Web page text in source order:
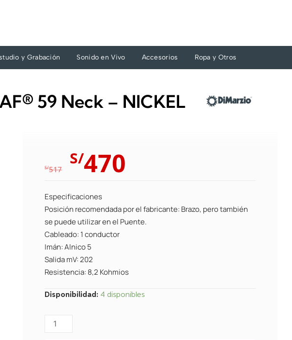
y Grabación Sonido en Vivo Accesorios Ropa y Otros
59 Neck – NICKEL
S/517 El
precio
original
era:
S/517.
S/470
S/470.
Especificaciones
Posición recomendada por el fabricante: Brazo, pero también
se puede utilizar en el Puente.
Cableado: 1 conductor
Imán: Alnico 5
Salida mV: 202
Resistencia: 8,2 Kohmios
Disponibilidad: 4 disponibles
Pastillas
Guitarra